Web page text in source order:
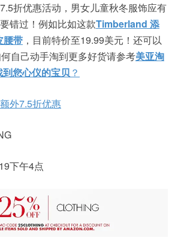
折优惠活动，男女儿童秋冬服饰应有
错过！例如比如这款Timberland 添
腰带 ，目前特价至19.99美元！还可以
自己动手淘到更多好货请参考美亚淘
您心仪的宝贝 ？
外7.5折优惠
下午4点